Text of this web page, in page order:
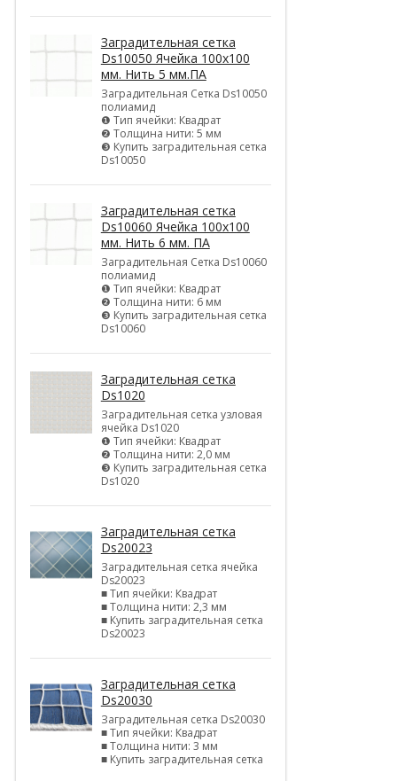
Заградительная сетка
Ds10050 Ячейка 100х100
мм. Нить 5 мм.ПА
Заградительная Сетка Ds10050
полиамид
❶ Тип ячейки: Квадрат
❷ Толщина нити: 5 мм
❸ Купить заградительная сетка
Ds10050
Заградительная сетка
Ds10060 Ячейка 100х100
мм. Нить 6 мм. ПА
Заградительная Сетка Ds10060
полиамид
❶ Тип ячейки: Квадрат
❷ Толщина нити: 6 мм
❸ Купить заградительная сетка
Ds10060
Заградительная сетка
Ds1020
Заградительная сетка узловая
ячейка Ds1020
❶ Тип ячейки: Квадрат
❷ Толщина нити: 2,0 мм
❸ Купить заградительная сетка
Ds1020
Заградительная сетка
Ds20023
Заградительная сетка ячейка
Ds20023
■ Тип ячейки: Квадрат
■ Толщина нити: 2,3 мм
■ Купить заградительная сетка
Ds20023
Заградительная сетка
Ds20030
Заградительная сетка Ds20030
■ Тип ячейки: Квадрат
■ Толщина нити: 3 мм
■ Купить заградительная сетка